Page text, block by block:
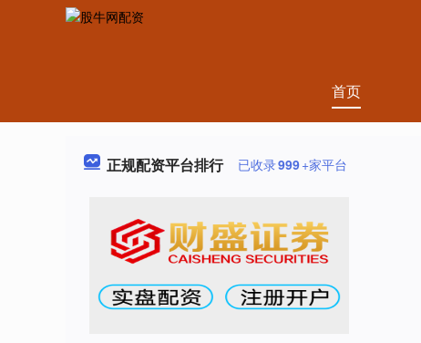
首页
正规配资平台排行 已收录999+家平台